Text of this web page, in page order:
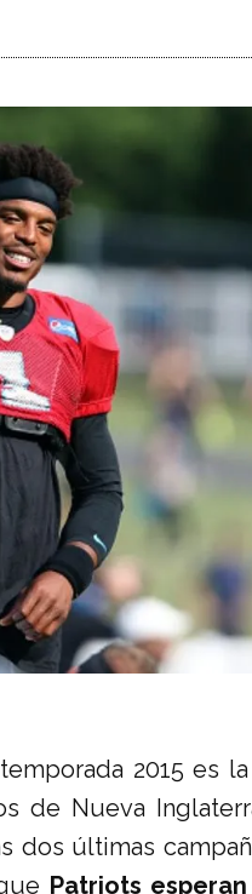
2015 es
de Nueva
dos últimas
Patriots